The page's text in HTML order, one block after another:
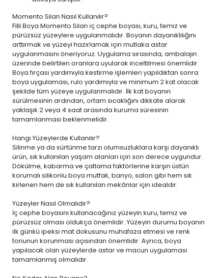
Momento Silan Nasıl Kullanılır?
Filli Boya Momento Silan iç cephe boyası, kuru, temiz ve
pürüzsüz yüzeylere uygulanmalıdır. Boyanın dayanıklılığını
arttırmak ve yüzeyi hazırlamak için mutlaka astar
uygulanmasını öneriyoruz. Uygulama sırasında, ambalajın
üzerinde belirtilen oranlara uyularak inceltilmesi önemlidir.
Boya fırçası yardımıyla kestirme işlemleri yapıldıktan sonra
boya uygulaması, rulo yardımıyla ve minimum 2 kat olacak
şekilde tüm yüzeye uygulanmalıdır. İlk kat boyanın
sürülmesinin ardından, ortam sıcaklığını dikkate alarak
yaklaşık 2 veya 4 saat arasında kuruma süresinin
tamamlanması beklenmelidir.
Hangi Yüzeylerde Kullanılır?
Silinme ya da sürtünme tarzı olumsuzluklara karşı dayanıklı
ürün, sık kullanılan yaşam alanları için son derece uygundur.
Dökülme, kabarma ve çatlama faktörlerine karşın üstün
korumalı silikonlu boya mutfak, banyo, salon gibi hem sık
kirlenen hem de sık kullanılan mekânlar için idealdir.
Yüzeyler Nasıl Olmalıdır?
İç cephe boyasını kullanacağınız yüzeyin kuru, temiz ve
pürüzsüz olması oldukça önemlidir. Yüzeyin durumu boyanın
ilk günkü ipeksi mat dokusunu muhafaza etmesi ve renk
tonunun korunması açısından önemlidir. Ayrıca, boya
yapılacak olan yüzeylerde astar ve macun uygulaması
tamamlanmış olmalıdır.